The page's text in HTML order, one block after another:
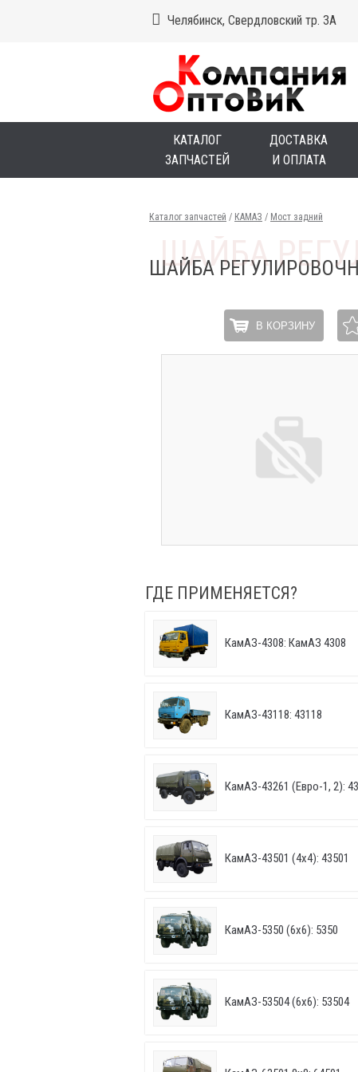
Челябинск, Свердловский тр. 3А
КАТАЛОГ
ЗАПЧАСТЕЙ
ДОСТАВКА
И ОПЛАТА
Каталог запчастей / КАМАЗ / Мост задний
ШАЙБА
В КОРЗИНУ
ГДЕ ПРИМЕНЯЕТСЯ?
КамАЗ-4308: КамАЗ 4308
КамАЗ-43118: 43118
КамАЗ-43261 (Евро-1, 2):
КамАЗ-43501 (4х4): 43501
КамАЗ-5350 (6х6): 5350
КамАЗ-53504 (6х6): 53504